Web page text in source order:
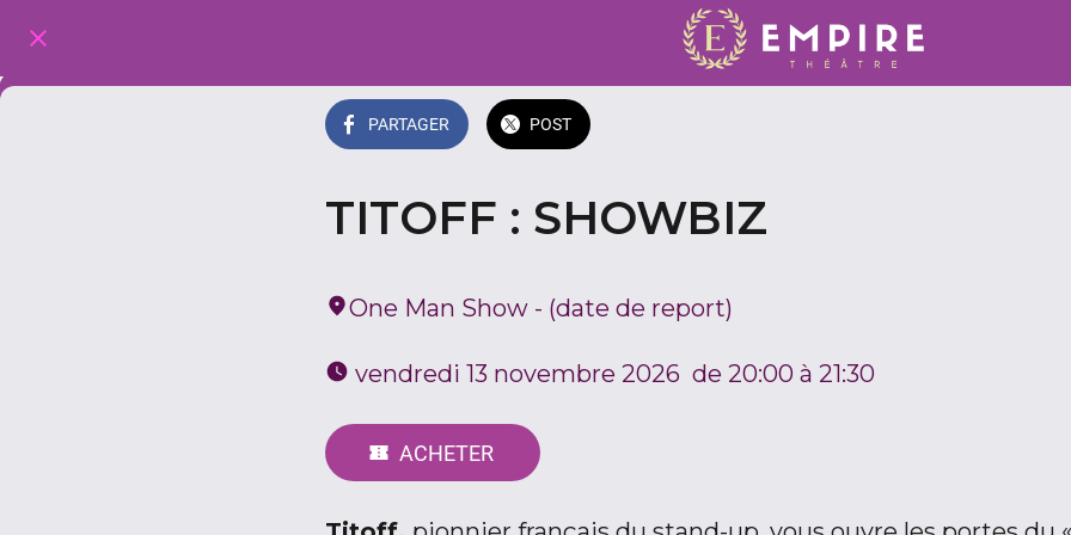
PARTAGER POST
TITOFF : SHOWBIZ
One Man Show - (date de report)
vendredi 13 novembre 2026  de 20:00 à 21:30
ACHETER